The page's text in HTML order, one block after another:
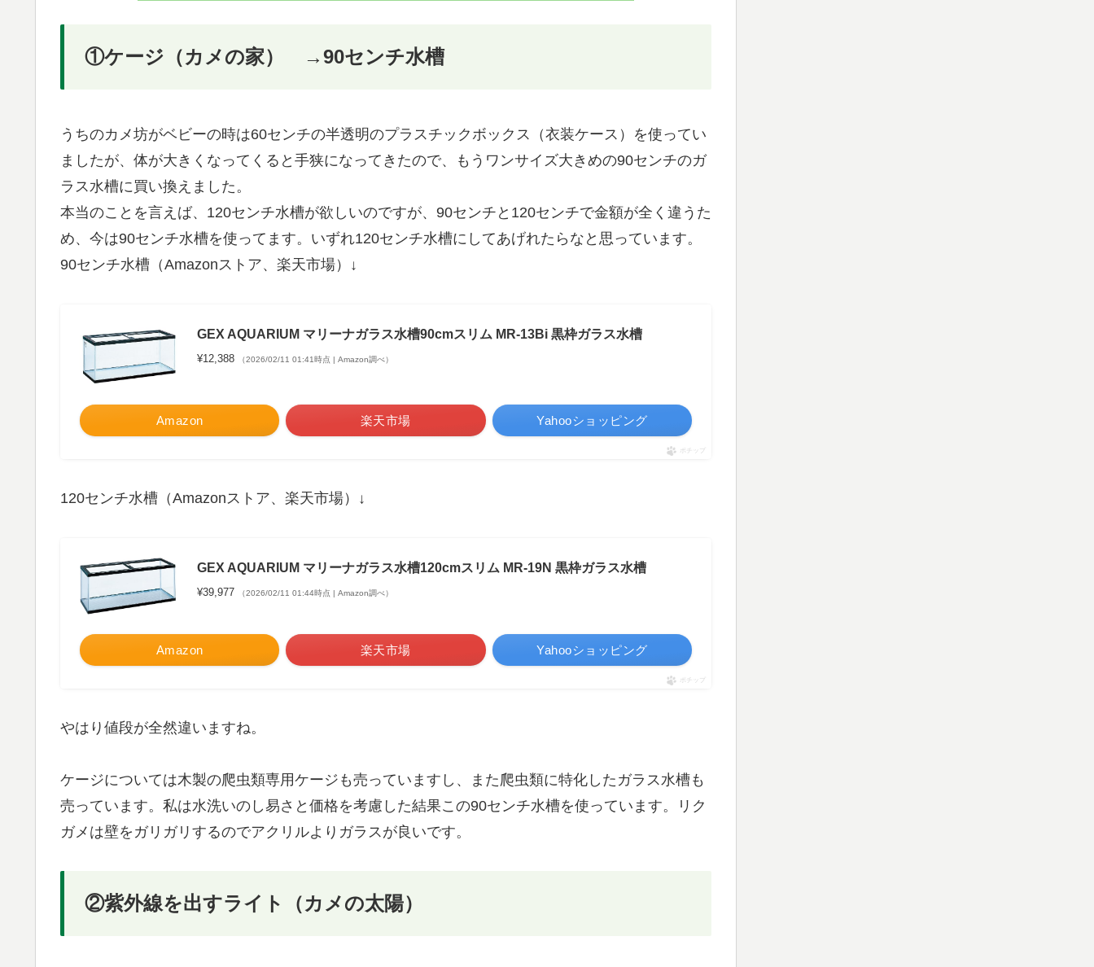
①ケージ（カメの家） →90センチ水槽
うちのカメ坊がベビーの時は60センチの半透明のプラスチックボックス（衣装ケース）を使ってい
ましたが、体が大きくなってくると手狭になってきたので、もうワンサイズ大きめの90センチのガ
ラス水槽に買い換えました。
本当のことを言えば、120センチ水槽が欲しいのですが、90センチと120センチで金額が全く違うた
め、今は90センチ水槽を使ってます。いずれ120センチ水槽にしてあげれたらなと思っています。
90センチ水槽（Amazonストア、楽天市場）↓
GEX AQUARIUM マリーナガラス水槽90cmスリム MR-13Bi 黒枠ガラス水槽
¥12,388 （2026/02/11 01:41時点 | Amazon調べ）
Amazon 楽天市場 Yahooショッピング
ポチップ
120センチ水槽（Amazonストア、楽天市場）↓
GEX AQUARIUM マリーナガラス水槽120cmスリム MR-19N 黒枠ガラス水槽
¥39,977 （2026/02/11 01:44時点 | Amazon調べ）
Amazon 楽天市場 Yahooショッピング
ポチップ
やはり値段が全然違いますね。
ケージについては木製の爬虫類専用ケージも売っていますし、また爬虫類に特化したガラス水槽も
売っています。私は水洗いのし易さと価格を考慮した結果この90センチ水槽を使っています。リク
ガメは壁をガリガリするのでアクリルよりガラスが良いです。
②紫外線を出すライト（カメの太陽）